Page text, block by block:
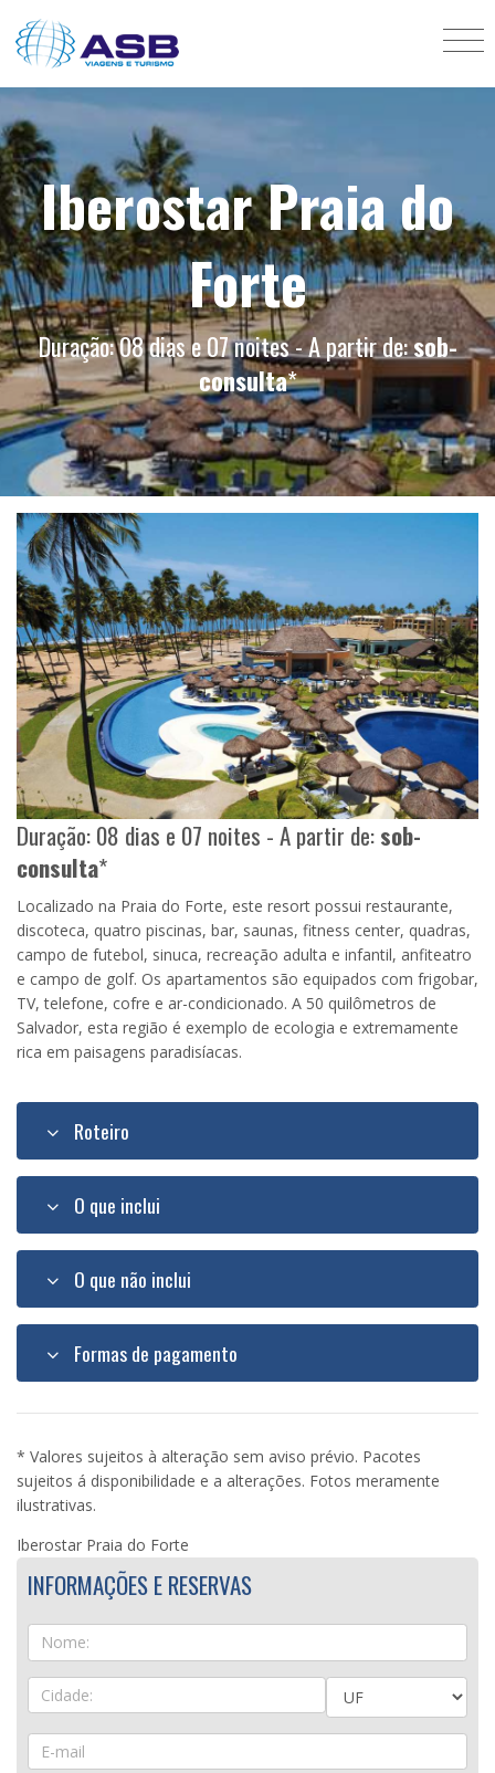
Iberostar Praia do
Forte
Duração: 08 dias e 07 noites - A partir de:sob-
consulta*
Duração: 08 dias e 07 noites - A partir de:sob-
consulta*
Localizado na Praia do Forte, este resort possui restaurante,
discoteca, quatro piscinas, bar, saunas, fitness center, quadras,
campo de futebol, sinuca, recreação adulta e infantil, anfiteatro
e campo de golf. Os apartamentos são equipados com frigobar,
TV, telefone, cofre e ar-condicionado. A 50 quilômetros de
Salvador, esta região é exemplo de ecologia e extremamente
rica em paisagens paradisíacas.
Roteiro
O que inclui
O que não inclui
Formas de pagamento
* Valores sujeitos à alteração sem aviso prévio. Pacotes
sujeitos á disponibilidade e a alterações. Fotos meramente
ilustrativas.
Iberostar Praia do Forte
INFORMAÇÕES E RESERVAS